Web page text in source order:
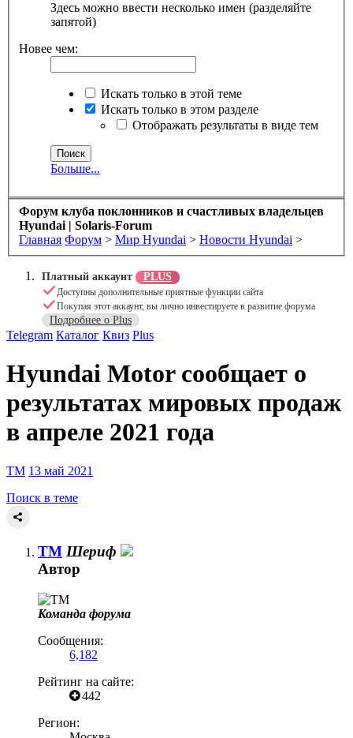
Здесь можно ввести несколько имен (разделяйте
запятой)
Новее чем:
Искать только в этой теме
Искать только в этом разделе
Отображать результаты в виде тем
Больше...
Форум клуба поклонников и счастливых владельцев
Hyundai | Solaris-Forum
Главная Форум > Мир Hyundai > Новости Hyundai >
Платный аккаунт PLUS
Доступны дополнительные приятные функции сайта
Покупая этот аккаунт, вы лично инвестируете в развитие форума
Подробнее о Plus
Скрыть объявление
Telegram Каталог Квиз Plus
Hyundai Motor сообщает о
результатах мировых продаж
в апреле 2021 года
TM 13 май 2021
Поиск в теме
TM Шериф
Автор
Команда форума
Сообщения:
6,182
Рейтинг на сайте:
442
Регион: